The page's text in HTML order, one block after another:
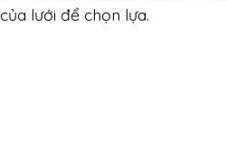
lưới để chọn lựa.